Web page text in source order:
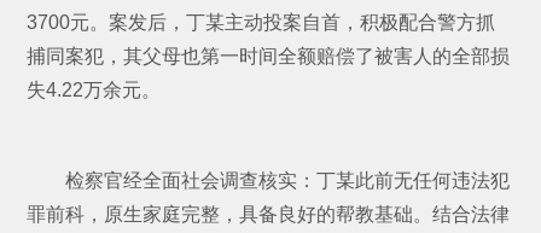
3700元。案发后，丁某主动投案自首，积极配合警方抓
捕同案犯，其父母也第一时间全额赔偿了被害人的全部损
失4.22万余元。
检察官经全面社会调查核实：丁某此前无任何违法犯
罪前科，原生家庭完整，具备良好的帮教基础。结合法律